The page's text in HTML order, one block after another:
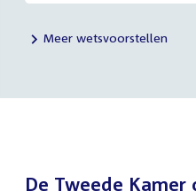
Meer wetsvoorstellen
De Tweede Kamer